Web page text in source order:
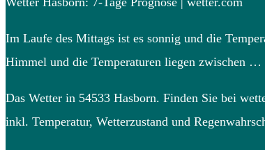
Im Laufe des Mittags ist es sonnig und die
Himmel und die Temperaturen liegen zwischen …
Das Wetter in 54533 Hasborn. Finden Sie bei
inkl. Temperatur, Wetterzustand und